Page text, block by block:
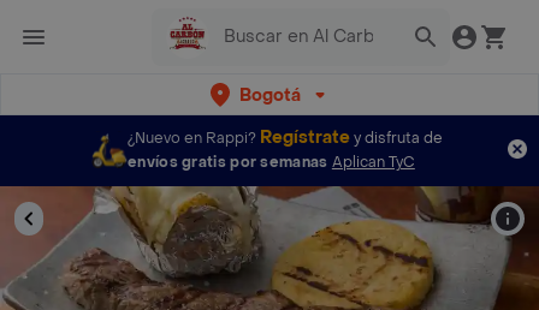
Bogotá
¿Nuevo en Rappi? Regístratey disfruta de
envíos gratis por semanas Aplican TyC